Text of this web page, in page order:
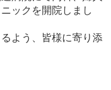
ックを開院しまし
よう、皆様に寄り添